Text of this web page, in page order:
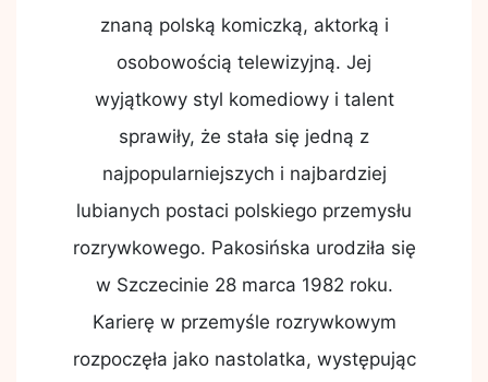
znaną polską komiczką, aktorką i
osobowością telewizyjną. Jej
wyjątkowy styl komediowy i talent
sprawiły, że stała się jedną z
najpopularniejszych i najbardziej
lubianych postaci polskiego przemysłu
rozrywkowego. Pakosińska urodziła się
w Szczecinie 28 marca 1982 roku.
Karierę w przemyśle rozrywkowym
rozpoczęła jako nastolatka, występując